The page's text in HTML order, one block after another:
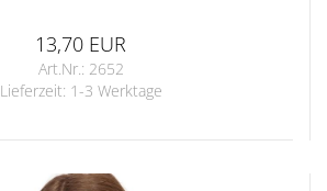
13,70 EUR
Art.Nr.: 2652
Lieferzeit: 1-3 Werktage